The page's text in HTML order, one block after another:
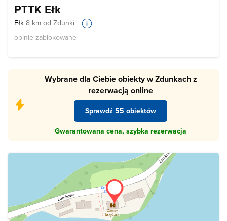
PTTK Ełk
Ełk 8 km od Zdunki
opinie zablokowane
Wybrane dla Ciebie obiekty w Zdunkach z
rezerwacją online
Sprawdź 55 obiektów
Gwarantowana cena, szybka rezerwacja